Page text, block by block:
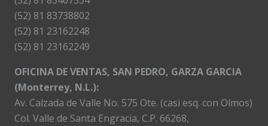
(52) 81 83738802
(52) 81 23162248
(52) 81 23162249
OFICINA DE VENTAS, SAN PEDRO, GARZA GARCIA
(Monterrey, N.L.):
Av. Calzada de Valle No. 575 Ote. (casi esq. con Olmos)
Col. Valle de Santa Engracia, C.P. 66268,